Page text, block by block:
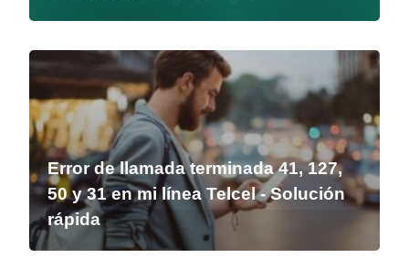
Error de llamada terminada 41, 127,
50 y 31 en mi línea Telcel - Solución
rápida